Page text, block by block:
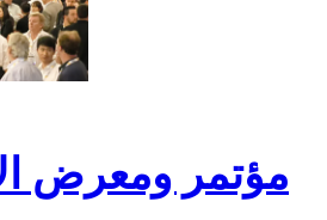
مؤتمر ومعرض